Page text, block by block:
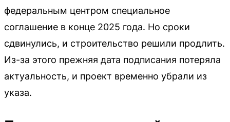
федеральным центром специальное
соглашение в конце 2025 года. Но сроки
сдвинулись, и строительство решили продлить.
Из-за этого прежняя дата подписания потеряла
актуальность, и проект временно убрали из
указа.